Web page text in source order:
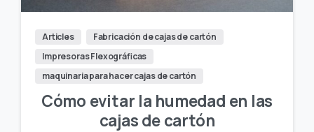
Articles
Fabricación de cajas de cartón
Impresoras Flexográficas
maquinaria para hacer cajas de cartón
Cómo evitar la humedad en las
cajas de cartón